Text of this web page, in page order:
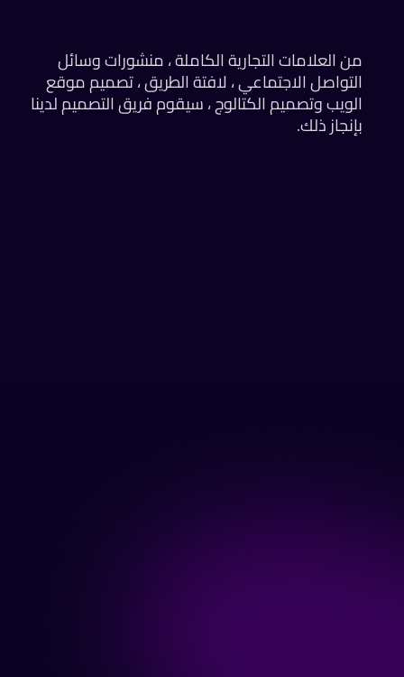
من العلامات التجارية الكاملة ، منشورات وسائل
التواصل الاجتماعي ، لافتة الطريق ، تصميم موقع
الويب وتصميم الكتالوج ، سيقوم فريق التصميم لدينا
بإنجاز ذلك.